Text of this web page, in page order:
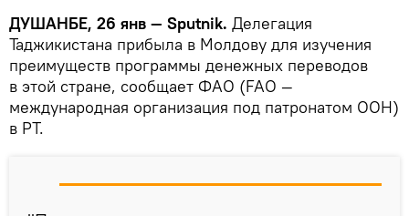
ДУШАНБЕ, 26 янв — Sputnik. Делегация
Таджикистана прибыла в Молдову для изучения
преимуществ программы денежных переводов
в этой стране, сообщает ФАО (FAO —
международная организация под патронатом ООН)
в РТ.